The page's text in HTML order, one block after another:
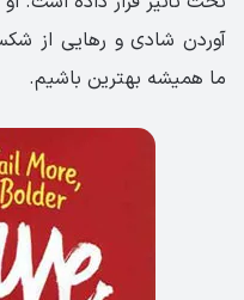
آوردن شادی و رهایی از
ما همیشه بهترین باشیم.